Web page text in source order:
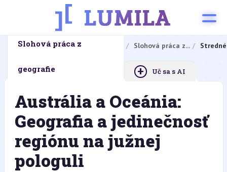
Domovská stránka Domáce úlohy Slohová práca z...
Slohová práca z
geografie + Uč sa s AI
Austrália a Oceánia:
Geografia a jedinečnosť
regiónu na južnej
pologuli